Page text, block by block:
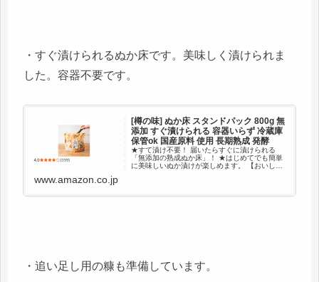
・すぐ漬けられるぬか床です。美味しく漬けられま
した。容器不要です。
[樽の味] ぬか床 スタンドパック 800g 無
添加 すぐ漬けられる 容器いらず 冷蔵庫
保管ok 国産原料 使用 長期熟成 発酵
★すて漬け不要！ 届いたらすぐに漬けられる
「無添加の熟成ぬか床」！ ★はじめてでも簡単
に美味しいぬか漬けが楽しめます。 【おいしく
www.amazon.co.jp
・追い足し用の糠も準備しています。